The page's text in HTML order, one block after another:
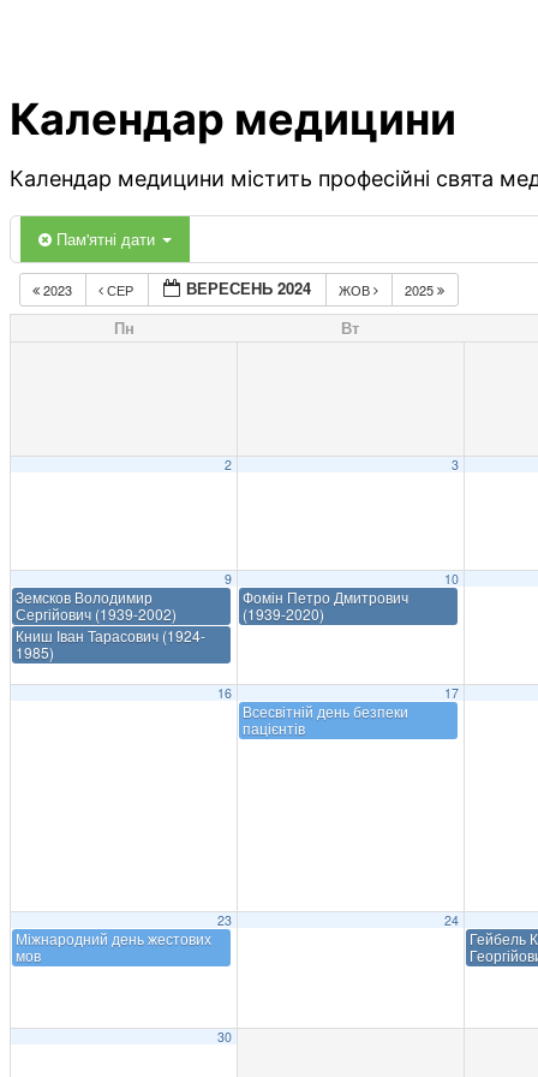
Календар медицини
Календар медицини містить професійні свята
Пам'ятні дати
2023 СЕР ВЕРЕСЕНЬ 2024 ЖОВ 2025
Пн Вт
2 3
9
Земсков Володимир
Сергійович (1939-2002)
Книш Іван Тарасович (1924-
1985)
10
Фомін Петро Дмитрович
(1939-2020)
16 17
Всесвітній день безпеки
пацієнтів
23
Міжнародний день жестових
мов
24
Гейбель
30